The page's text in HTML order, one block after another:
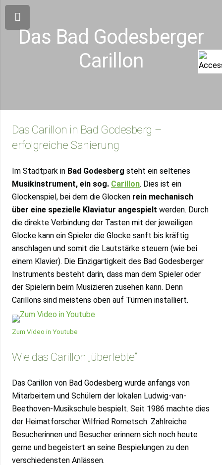
Das Bad Godesberger
Carillon
Das Carillon in Bad Godesberg –
erfolgreiche Sanierung
Im Stadtpark in Bad Godesberg steht ein seltenes
Musikinstrument, ein sog. Carillon. Dies ist ein
Glockenspiel, bei dem die Glocken rein mechanisch
über eine spezielle Klaviatur angespielt werden. Durch
die direkte Verbindung der Tasten mit der jeweiligen
Glocke kann ein Spieler die Glocke sanft bis kräftig
anschlagen und somit die Lautstärke steuern (wie bei
einem Klavier). Die Einzigartigkeit des Bad Godesberger
Instruments besteht darin, dass man dem Spieler oder
der Spielerin beim Musizieren zusehen kann. Denn
Carillons sind meistens oben auf Türmen installiert.
Zum Video in Youtube
Wie das Carillon „überlebte“
Das Carillon von Bad Godesberg wurde anfangs von
Mitarbeitern und Schülern der lokalen Ludwig-van-
Beethoven-Musikschule bespielt. Seit 1986 machte dies
der Heimatforscher Wilfried Rometsch. Zahlreiche
Besucherinnen und Besucher erinnern sich noch heute
gerne und begeistert an seine Bespielungen zu den
verschiedensten Anlässen.